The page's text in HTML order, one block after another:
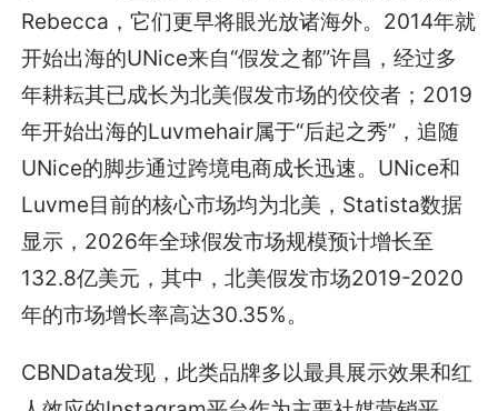
Rebecca，它们更早将眼光放诸海外。2014年就
开始出海的UNice来自“假发之都”许昌，经过多
年耕耘其已成长为北美假发市场的佼佼者；2019
年开始出海的Luvmehair属于“后起之秀”，追随
UNice的脚步通过跨境电商成长迅速。UNice和
Luvme目前的核心市场均为北美，Statista数据
显示，2026年全球假发市场规模预计增长至
132.8亿美元，其中，北美假发市场2019-2020
年的市场增长率高达30.35%。
CBNData发现，此类品牌多以最具展示效果和红